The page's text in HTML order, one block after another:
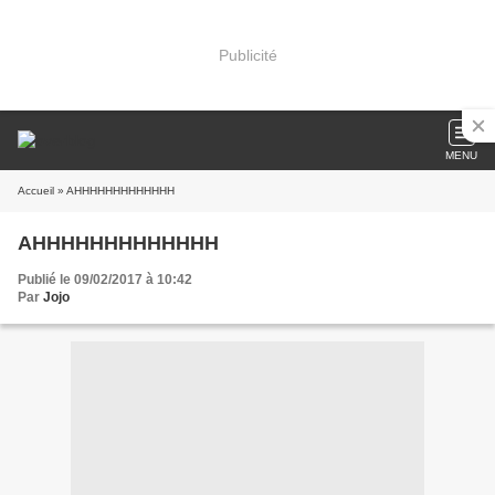
Publicité
MENU
Accueil » AHHHHHHHHHHHHH
AHHHHHHHHHHHHH
Publié le 09/02/2017 à 10:42
Par Jojo